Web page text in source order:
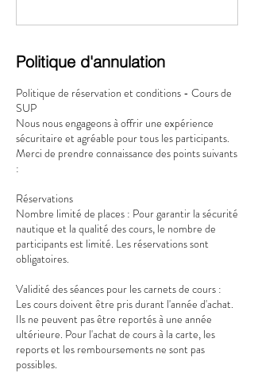
Politique d'annulation
Politique de réservation et conditions - Cours de
SUP
Nous nous engageons à offrir une expérience
sécuritaire et agréable pour tous les participants.
Merci de prendre connaissance des points suivants
:
Réservations
Nombre limité de places : Pour garantir la sécurité
nautique et la qualité des cours, le nombre de
participants est limité. Les réservations sont
obligatoires.
Validité des séances pour les carnets de cours :
Les cours doivent être pris durant l'année d'achat.
Ils ne peuvent pas être reportés à une année
ultérieure. Pour l'achat de cours à la carte, les
reports et les remboursements ne sont pas
possibles.